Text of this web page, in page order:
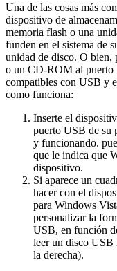
Una de las cosas más
dispositivo de
memoria flash o una
funden en el sistema de
unidad de disco. O bien,
o un CD-ROM al puerto
compatibles con USB y
como funciona:
Inserte el
puerto USB de su
y funcionando.
que le indica que
dispositivo.
Si aparece un
hacer con el
para Windows
personalizar la
USB, en función
leer un disco USB
la derecha).